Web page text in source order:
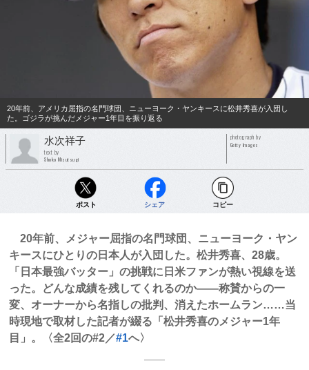
20年前、アメリカ屈指の名門球団、ニューヨーク・ヤンキースに松井秀喜が入団し
た。ゴジラが挑んだメジャー1年目を振り返る
水次祥子
text by
Shoko Mizutsugi
photograph by
Getty Images
ポスト シェア コピー
20年前、メジャー屈指の名門球団、ニューヨーク・ヤン
キースにひとりの日本人が入団した。松井秀喜、28歳。
「日本最強バッター」の挑戦に日米ファンが熱い視線を送
った。どんな成績を残してくれるのか――称賛からの一
変、オーナーから名指しの批判、消えたホームラン……当
時現地で取材した記者が綴る「松井秀喜のメジャー1年
目」。〈全2回の#2／#1へ〉